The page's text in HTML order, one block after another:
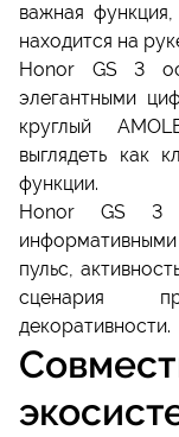
важная
находится на
Honor GS 3
элегантными
круглый
выглядеть как
функции.
Honor GS 3
пульс,
сценария
декоративности.